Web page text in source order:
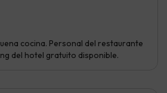
cocina. Personal del restaurante
del hotel gratuito disponible.